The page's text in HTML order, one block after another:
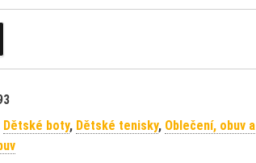
Dětské boty, Dětské tenisky, Oblečení, obuv a